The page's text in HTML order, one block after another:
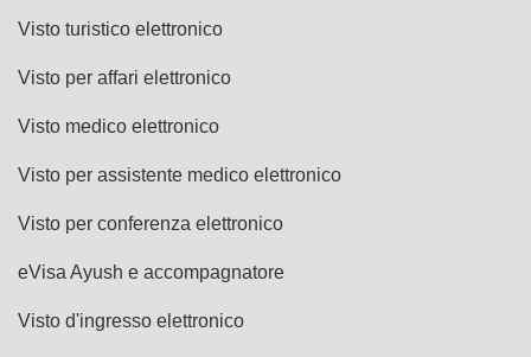
Visto turistico elettronico
Visto per affari elettronico
Visto medico elettronico
Visto per assistente medico elettronico
Visto per conferenza elettronico
eVisa Ayush e accompagnatore
Visto d'ingresso elettronico